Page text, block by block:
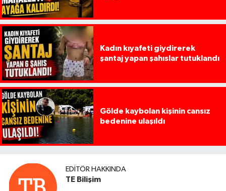
Kadın kıyafeti giydirerek
şantaj yapan şahıslar tutuklandı
Gölde kaybolan kişinin cansız
bedenine ulaşıldı
EDITÖR HAKKINDA
TE Bilişim